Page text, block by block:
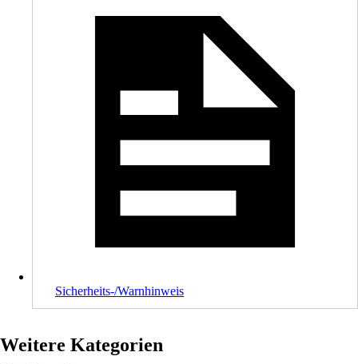
Sicherheits-/Warnhinweis
Weitere Kategorien